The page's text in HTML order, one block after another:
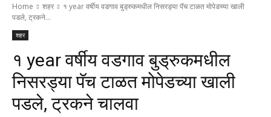
Home शहर
१ year वर्षीय वडगाव बुड्रुकमधील निसरड्या पॅच टाळत मोपेडच्या खाली
पडले, ट्रकने...
शहर
१ year वर्षीय वडगाव बुड्रुकमधील
निसरड्या पॅच टाळत मोपेडच्या खाली
पडले, ट्रकने चालवा